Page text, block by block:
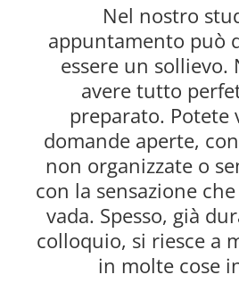
Nel nostro
appuntamento può
essere un sollievo.
avere tutto
preparato. Potete
domande aperte,
non organizzate o
con la sensazione
vada. Spesso, già
colloquio, si riesce a
in molte cose